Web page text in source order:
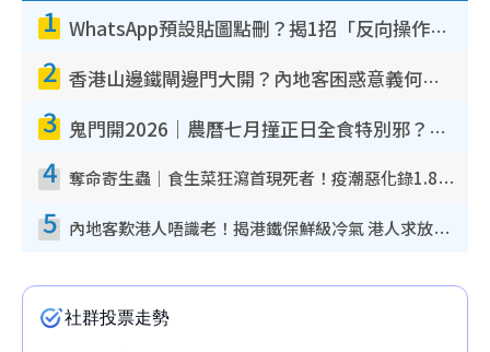
1 WhatsApp預設貼圖點刪？揭1招「反向操作」還原簡潔介面 附3步實測教學
2 香港山邊鐵閘邊門大開？內地客困惑意義何在！網民神回覆：呢種叫法理性防禦
3 鬼門開2026｜農曆七月撞正日全食特別邪？專家警告切忌做一事！揭4大禁忌+2招保平安
4 奪命寄生蟲｜食生菜狂瀉首現死者！疫潮惡化錄1.8萬宗病例 揭洗菜3大謬誤
5 內地客歎港人唔識老！揭港鐵保鮮級冷氣 港人求放過：咪投訴